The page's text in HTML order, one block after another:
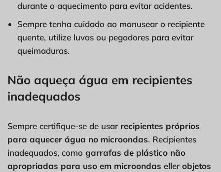
durante o aquecimento para evitar acidentes.
Sempre tenha cuidado ao manusear o recipiente
quente, utilize luvas ou pegadores para evitar
queimaduras.
Não aqueça água em recipientes
inadequados
Sempre certifique-se de usar recipientes próprios
para aquecer água no microondas. Recipientes
inadequados, como garrafas de plástico não
apropriadas para uso em microondas ellerobjetos